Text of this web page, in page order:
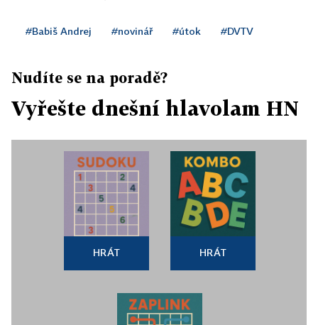
#Babiš Andrej #novinář #útok #DVTV
Nudíte se na poradě?
Vyřešte dnešní hlavolam HN
HRÁT HRÁT